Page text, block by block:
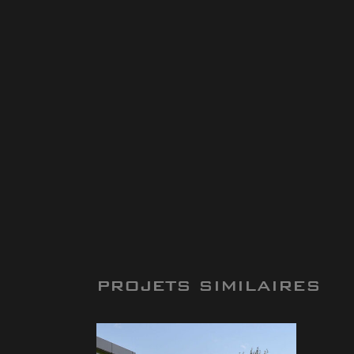
PROJETS SIMILAIRES